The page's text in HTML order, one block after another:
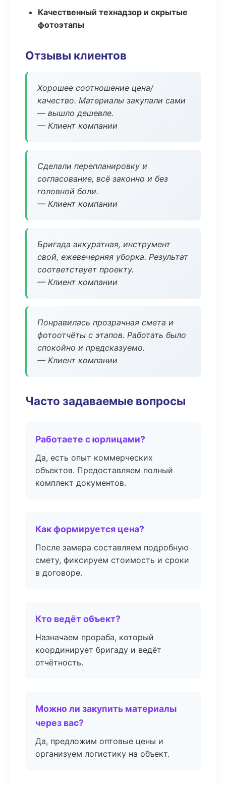
Качественный технадзор и скрытые
фотоэтапы
Отзывы клиентов
Хорошее соотношение цена/
качество. Материалы закупали сами
— вышло дешевле.
— Клиент компании
Сделали перепланировку и
согласование, всё законно и без
головной боли.
— Клиент компании
Бригада аккуратная, инструмент
свой, ежевечерняя уборка. Результат
соответствует проекту.
— Клиент компании
Понравилась прозрачная смета и
фотоотчёты с этапов. Работать было
спокойно и предсказуемо.
— Клиент компании
Часто задаваемые вопросы
Работаете с юрлицами?
Да, есть опыт коммерческих
объектов. Предоставляем полный
комплект документов.
Как формируется цена?
После замера составляем подробную
смету, фиксируем стоимость и сроки
в договоре.
Кто ведёт объект?
Назначаем прораба, который
координирует бригаду и ведёт
отчётность.
Можно ли закупить материалы
через вас?
Да, предложим оптовые цены и
организуем логистику на объект.